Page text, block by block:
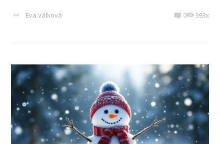
Eva Válková 0 393x